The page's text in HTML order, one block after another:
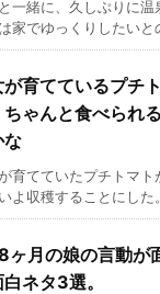
一緒に、久しぶりに
家でゆっくりしたいと
が育てているプチ
ちゃんと食べられ
な
育てていたプチトマト
よ収穫することにした
ヶ月の娘の言動が
ネタ3選。